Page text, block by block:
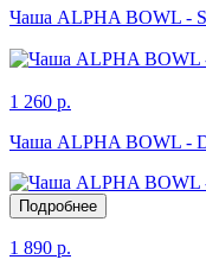
Чаша ALPHA BOWL -
1 260 р.
Чаша ALPHA BOWL -
Подробнее
1 890 р.